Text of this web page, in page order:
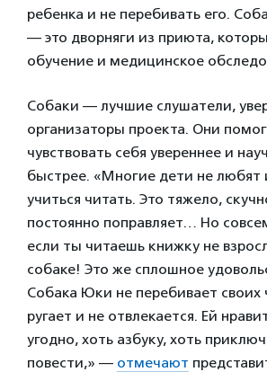
ребенка и не перебивать его.
— это дворняги из приюта,
обучение и медицинское
Собаки — лучшие слушатели,
организаторы проекта. Они
чувствовать себя увереннее и
быстрее. «Многие дети не любят
учиться читать. Это тяжело,
постоянно поправляет… Но
если ты читаешь книжку не
собаке! Это же сплошное
Собака Юки не перебивает своих
ругает и не отвлекается. Ей
угодно, хоть азбуку, хоть
повести,» — отмечают